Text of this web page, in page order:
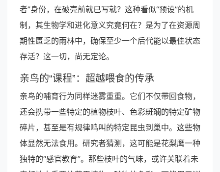
者”身份，在破壳前就已写就？这种看似“预设”的机
制，其生物学和进化意义究竟何在？是为了在资源周
期性匮乏的雨林中，确保至少一个后代能以最佳状态
存活？这一切，尚无定论。
亲鸟的“课程”：超越喂食的传承
亲鸟的哺育行为同样迷雾重重。它们不仅带回食物，
还会携带一些特定的植物枝叶、色彩斑斓的特定矿物
碎片，甚至是有规律鸣叫的特定昆虫到巢中。这些物
体显然无法食用。研究者猜测，这可能是花梨鹰一种
独特的“感官教育”。那些枝叶的气味，或许关联着未